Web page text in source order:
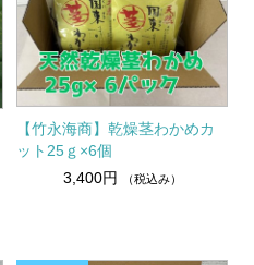
【竹永海商】乾燥茎わかめカ
ット25ｇ×6個
3,400円
（税込み）